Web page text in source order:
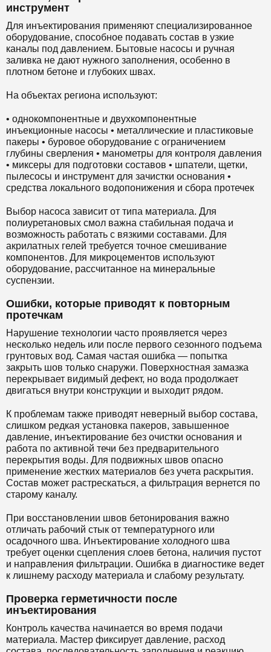
инструмент
Для инъектирования применяют специализированное
оборудование, способное подавать состав в узкие
каналы под давлением. Бытовые насосы и ручная
заливка не дают нужного заполнения, особенно в
плотном бетоне и глубоких швах.
На объектах региона используют:
• однокомпонентные и двухкомпонентные
инъекционные насосы • металлические и пластиковые
пакеры • буровое оборудование с ограничением
глубины сверления • манометры для контроля давления
• миксеры для подготовки составов • шпатели, щетки,
пылесосы и инструмент для зачистки основания •
средства локального водопонижения и сбора протечек
Выбор насоса зависит от типа материала. Для
полиуретановых смол важна стабильная подача и
возможность работать с вязкими составами. Для
акрилатных гелей требуется точное смешивание
компонентов. Для микроцементов используют
оборудование, рассчитанное на минеральные
суспензии.
Ошибки, которые приводят к повторным
протечкам
Нарушение технологии часто проявляется через
несколько недель или после первого сезонного подъема
грунтовых вод. Самая частая ошибка — попытка
закрыть шов только снаружи. Поверхностная замазка
перекрывает видимый дефект, но вода продолжает
двигаться внутри конструкции и выходит рядом.
К проблемам также приводят неверный выбор состава,
слишком редкая установка пакеров, завышенное
давление, инъектирование без очистки основания и
работа по активной течи без предварительного
перекрытия воды. Для подвижных швов опасно
применение жестких материалов без учета раскрытия.
Состав может растрескаться, а фильтрация вернется по
старому каналу.
При восстановлении швов бетонирования важно
отличать рабочий стык от температурного или
осадочного шва. Инъектирование холодного шва
требует оценки сцепления слоев бетона, наличия пустот
и направления фильтрации. Ошибка в диагностике ведет
к лишнему расходу материала и слабому результату.
Проверка герметичности после
инъектирования
Контроль качества начинается во время подачи
материала. Мастер фиксирует давление, расход